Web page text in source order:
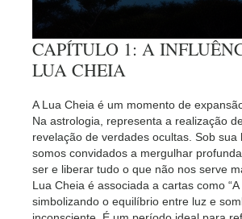
CAPÍTULO 1: A
LUA CHEIA
A Lua Cheia é um momento de
Na astrologia, representa a realização
revelação de verdades ocultas. Sob sua
somos convidados a mergulhar
ser e liberar tudo o que não nos serve
Lua Cheia é associada a cartas como “A
simbolizando o equilíbrio entre luz e